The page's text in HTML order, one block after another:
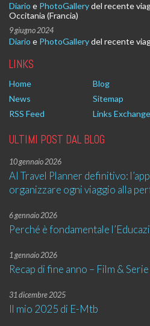
Diario e PhotoGallerydel recente
Occitania (Francia)
9 giugno 2024
Diario e PhotoGallerydel recente
LINKS
Home Blog
News
Sitemap
RSS Feed
Links Exchange
ULTIMI POST DAL BLOG
10 gennaio 2026
AI Travel Planner definitivo:
organizzare ogni viaggio alla
6 gennaio 2026
Perché è fondamentale
1 gennaio 2026
Recap di fine anno – Film &
31 dicembre 2025
Il mio 2025 di E-Mtb